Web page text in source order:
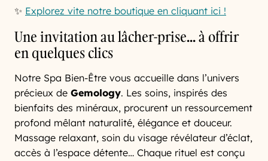
✨ Explorez vite notre boutique en cliquant ici !
Une invitation au lâcher-prise... à offrir
en quelques clics
Notre Spa Bien-Être vous accueille dans l’univers
précieux de Gemology. Les soins, inspirés des
bienfaits des minéraux, procurent un ressourcement
profond mêlant naturalité, élégance et douceur.
Massage relaxant, soin du visage révélateur d’éclat,
accès à l’espace détente… Chaque rituel est conçu